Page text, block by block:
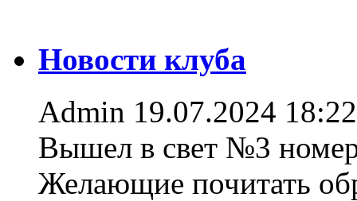
Новости клуба
Admin 19.07.2024 18:22
Вышел в свет №3
Желающие почитать